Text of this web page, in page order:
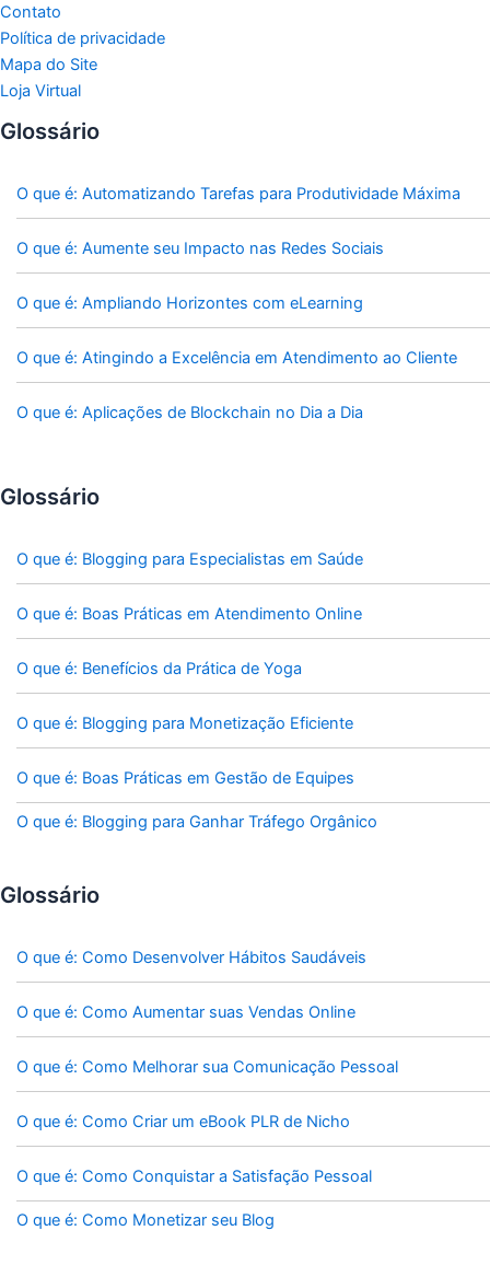
Contato
Política de privacidade
Mapa do Site
Loja Virtual
Glossário
O que é: Automatizando Tarefas para Produtividade Máxima
O que é: Aumente seu Impacto nas Redes Sociais
O que é: Ampliando Horizontes com eLearning
O que é: Atingindo a Excelência em Atendimento ao Cliente
O que é: Aplicações de Blockchain no Dia a Dia
Glossário
O que é: Blogging para Especialistas em Saúde
O que é: Boas Práticas em Atendimento Online
O que é: Benefícios da Prática de Yoga
O que é: Blogging para Monetização Eficiente
O que é: Boas Práticas em Gestão de Equipes
O que é: Blogging para Ganhar Tráfego Orgânico
Glossário
O que é: Como Desenvolver Hábitos Saudáveis
O que é: Como Aumentar suas Vendas Online
O que é: Como Melhorar sua Comunicação Pessoal
O que é: Como Criar um eBook PLR de Nicho
O que é: Como Conquistar a Satisfação Pessoal
O que é: Como Monetizar seu Blog